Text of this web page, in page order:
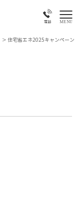
電話 MENU
> 住宅省エネ2025キャンペーン